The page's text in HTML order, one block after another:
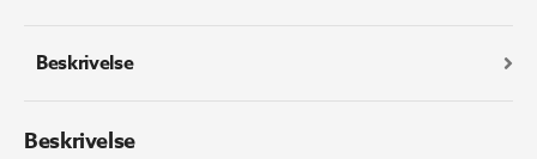
antall
Beskrivelse
Beskrivelse